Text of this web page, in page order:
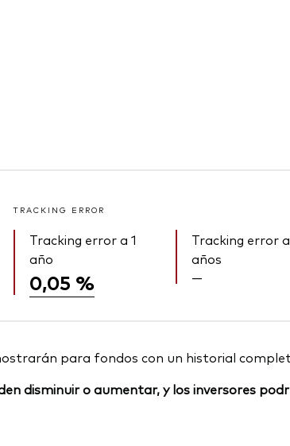
TRACKING ERROR
Tracking error a 1
año
0,05 %
Tracking error
años
—
para fondos con un historial
disminuir o aumentar, y los inversores